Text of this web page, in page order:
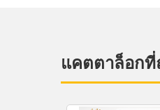
แคตตาล็อก